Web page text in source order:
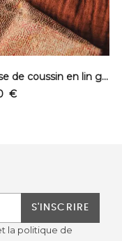
Housse de coussin en lin gaufré - Santa Fe dark
€
S'INSCRIRE
la politique de